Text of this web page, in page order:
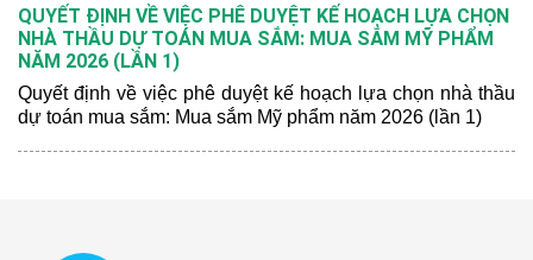
QUYẾT ĐỊNH VỀ VIỆC PHÊ DUYỆT KẾ HOẠCH LỰA CHỌN
NHÀ THẦU DỰ TOÁN MUA SẮM: MUA SẮM MỸ PHẨM
NĂM 2026 (LẦN 1)
Quyết định về việc phê duyệt kế hoạch lựa chọn nhà thầu
dự toán mua sắm: Mua sắm Mỹ phẩm năm 2026 (lần 1)